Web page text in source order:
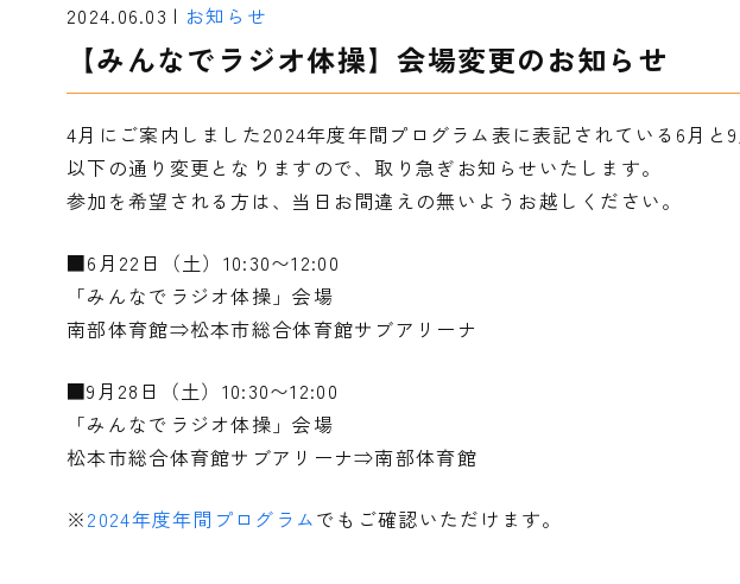
2024.06.03 | お知らせ
【みんなでラジオ体操】会場変更のお知らせ
4月にご案内しました2024年度年間プログラム表に表記されている6月
以下の通り変更となりますので、取り急ぎお知らせいたします。
参加を希望される方は、当日お間違えの無いようお越しください。
■6月22日（土）10:30〜12:00
「みんなでラジオ体操」会場
南部体育館⇒松本市総合体育館サブアリーナ
■9月28日（土）10:30〜12:00
「みんなでラジオ体操」会場
松本市総合体育館サブアリーナ⇒南部体育館
※2024年度年間プログラムでもご確認いただけます。